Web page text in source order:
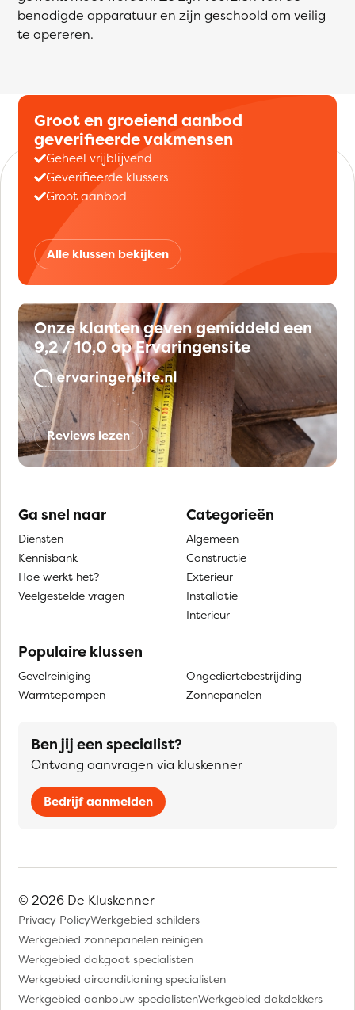
benodigde apparatuur en zijn geschoold om veilig
te opereren.
Groot en groeiend aanbod
geverifieerde vakmensen
Geheel vrijblijvend
Geverifieerde klussers
Groot aanbod
Alle klussen bekijken
Onze klanten geven gemiddeld een
9,2 / 10,0 op Ervaringensite
Reviews lezen
Ga snel naar
Diensten
Kennisbank
Hoe werkt het?
Veelgestelde vragen
Categorieën
Algemeen
Constructie
Exterieur
Installatie
Interieur
Populaire klussen
Gevelreiniging
Warmtepompen
Ongediertebestrijding
Zonnepanelen
Ben jij een specialist?
Ontvang aanvragen via kluskenner
Bedrijf aanmelden
© 2026 De Kluskenner
Privacy PolicyWerkgebied schilders
Werkgebied zonnepanelen reinigen
Werkgebied dakgoot specialisten
Werkgebied airconditioning specialisten
Werkgebied aanbouw specialistenWerkgebied dakdekkers